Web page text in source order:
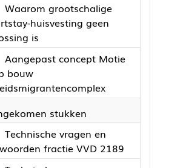
Waarom grootschalige
huisvesting geen
is
Aangepast concept Motie
bouw
stukken
Technische vragen en
fractie VVD 2189